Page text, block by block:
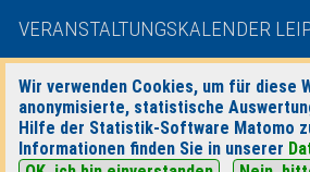
VERANSTALTUNGSKALENDER
Wir verwenden Cookies, um für diese
anonymisierte, statistische
Hilfe der Statistik-Software Matomo
Informationen finden Sie in unserer
heute|